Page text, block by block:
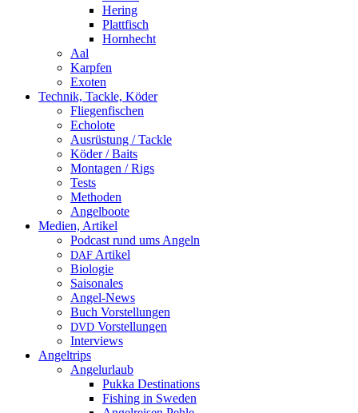
Hering
Plattfisch
Hornhecht
Aal
Karpfen
Exoten
Technik, Tackle, Köder
Fliegenfischen
Echolote
Ausrüstung / Tackle
Köder / Baits
Montagen / Rigs
Tests
Methoden
Angelboote
Medien, Artikel
Podcast rund ums Angeln
DAF Artikel
Biologie
Saisonales
Angel-News
Buch Vorstellungen
DVD Vorstellungen
Interviews
Angeltrips
Angelurlaub
Pukka Destinations
Fishing in Sweden